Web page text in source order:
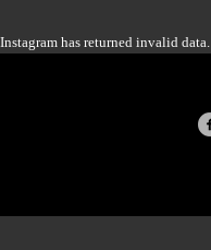
Instagram has returned invalid data.